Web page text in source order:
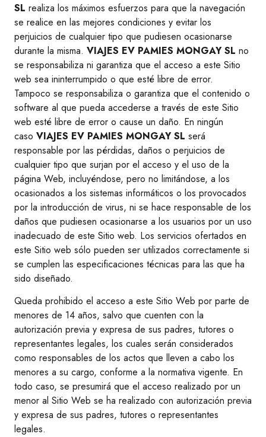
SL realiza los máximos esfuerzos para que la navegación
se realice en las mejores condiciones y evitar los
perjuicios de cualquier tipo que pudiesen ocasionarse
durante la misma. VIAJES EV PAMIES MONGAY SL no
se responsabiliza ni garantiza que el acceso a este Sitio
web sea ininterrumpido o que esté libre de error.
Tampoco se responsabiliza o garantiza que el contenido o
software al que pueda accederse a través de este Sitio
web esté libre de error o cause un daño. En ningún
caso VIAJES EV PAMIES MONGAY SL será
responsable por las pérdidas, daños o perjuicios de
cualquier tipo que surjan por el acceso y el uso de la
página Web, incluyéndose, pero no limitándose, a los
ocasionados a los sistemas informáticos o los provocados
por la introducción de virus, ni se hace responsable de los
daños que pudiesen ocasionarse a los usuarios por un uso
inadecuado de este Sitio web. Los servicios ofertados en
este Sitio web sólo pueden ser utilizados correctamente si
se cumplen las especificaciones técnicas para las que ha
sido diseñado.
Queda prohibido el acceso a este Sitio Web por parte de
menores de 14 años, salvo que cuenten con la
autorización previa y expresa de sus padres, tutores o
representantes legales, los cuales serán considerados
como responsables de los actos que lleven a cabo los
menores a su cargo, conforme a la normativa vigente. En
todo caso, se presumirá que el acceso realizado por un
menor al Sitio Web se ha realizado con autorización previa
y expresa de sus padres, tutores o representantes
legales.